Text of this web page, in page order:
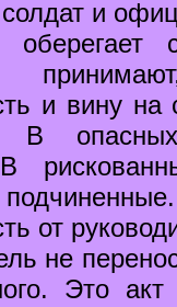
и
и вину
В
В
от
не
Это